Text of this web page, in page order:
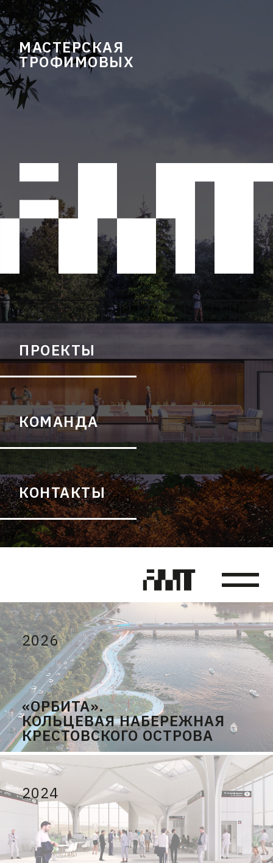
МАСТЕРСКАЯ
ТРОФИМОВЫХ
КОНТАКТЫ
ПРОЕКТЫ
КОМАНДА
«ОРБИТА».
КОЛЬЦЕВАЯ НАБЕРЕЖНАЯ
КРЕСТОВСКОГО ОСТРОВА
2026
2024